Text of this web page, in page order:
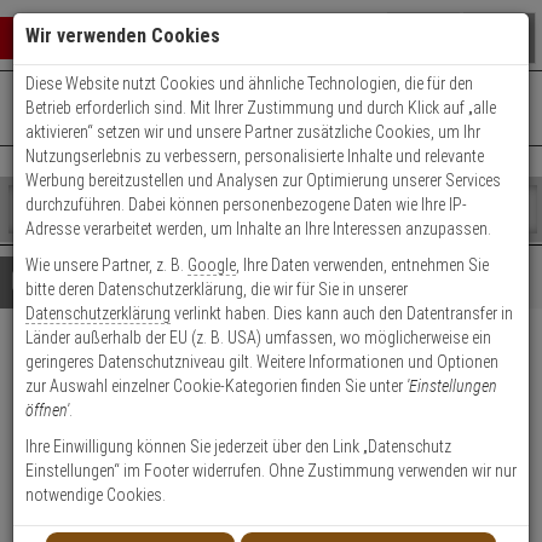
Warenkorb schließen
0 ARTIKEL IM WARENKORB
Ihr Warenkorb ist momentan leer.
Ergebnisse ()
Fertig
Shop
durchsuchen
Bitte
geben
Sie
mindestens
Zeichen
ein,
um
Suche
Es
wurde
noch
Kategorien
Suche
gestartet
+49 (0)821 899 493-0Mo. - Do.: 8:00 - 16:30 | Fr.: 8:00 - 14:00 Uhr
Kontaktservice nutzen
Details Beratung
AXIS F7315 Verbindungskabel
15m RJ12 f. F1004 weiß
Produktmerkmale
Datenblatt drucken
Wir verwenden Cookies
Diese Website nutzt Cookies und ähnliche Technologien, die für den
Betrieb erforderlich sind. Mit Ihrer Zustimmung und durch Klick auf „alle
aktivieren“ setzen wir und unsere Partner zusätzliche Cookies, um Ihr
Nutzungserlebnis zu verbessern, personalisierte Inhalte und relevante
Werbung bereitzustellen und Analysen zur Optimierung unserer Services
durchzuführen. Dabei können personenbezogene Daten wie Ihre IP-
Adresse verarbeitet werden, um Inhalte an Ihre Interessen anzupassen.
Wie unsere Partner, z. B. Google , Ihre Daten verwenden, entnehmen Sie
bitte deren Datenschutzerklärung, die wir für Sie in unserer
Datenschutzerklärung verlinkt haben. Dies kann auch den Datentransfer in
Länder außerhalb der EU (z. B. USA) umfassen, wo möglicherweise ein
geringeres Datenschutzniveau gilt. Weitere Informationen und Optionen
zur Auswahl einzelner Cookie-Kategorien finden Sie unter 'Einstellungen
öffnen'.
Ihre Einwilligung können Sie jederzeit über den Link „Datenschutz
Einstellungen“ im Footer widerrufen. Ohne Zustimmung verwenden wir nur
notwendige Cookies.